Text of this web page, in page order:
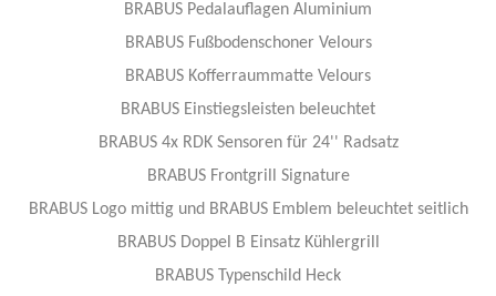
BRABUS Pedalauflagen Aluminium​
BRABUS Fußbodenschoner Velours​
BRABUS Kofferraummatte Velours​
BRABUS Einstiegsleisten beleuchtet
BRABUS 4x RDK Sensoren für 24'' Radsatz
BRABUS Frontgrill Signature
BRABUS Logo mittig und BRABUS Emblem beleuchtet seitlich
BRABUS Doppel B Einsatz Kühlergrill
BRABUS Typenschild Heck